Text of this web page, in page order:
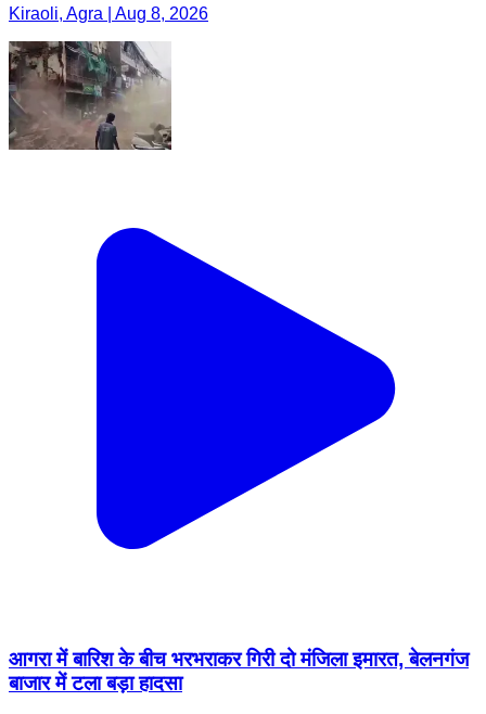
Kiraoli, Agra | Aug 8, 2026
आगरा में बारिश के बीच भरभराकर गिरी दो मंजिला इमारत, बेलनगंज
बाजार में टला बड़ा हादसा